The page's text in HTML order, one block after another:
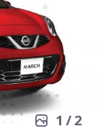
1 /2